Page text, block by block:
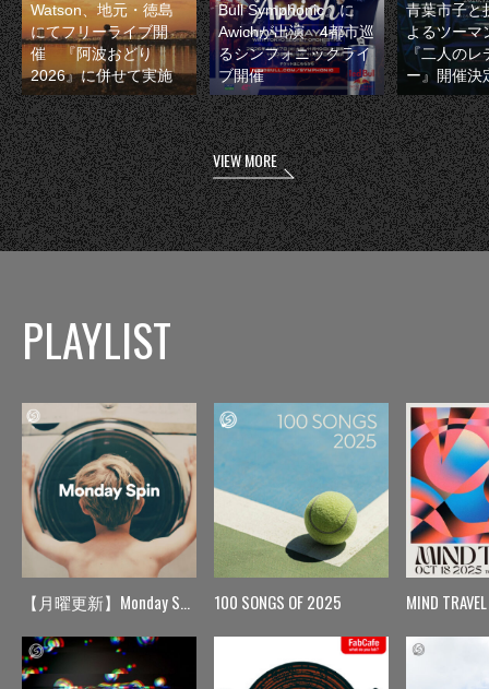
Watson、地元・徳島
にてフリーライブ開
催 『阿波おどり
2026』に併せて実施
Bull Symphonic』に
Awichが出演 4都市巡
るシンフォニックライ
ブ開催
青葉市子と
よるツーマ
『二人のレ
ー』開催決
VIEW MORE
PLAYLIST
【月曜更新】Monday Spin 100 SONGS OF 2025 MIND TRAVEL